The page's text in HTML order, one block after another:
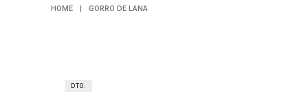
HOME | GORRO DE LANA
DTO.